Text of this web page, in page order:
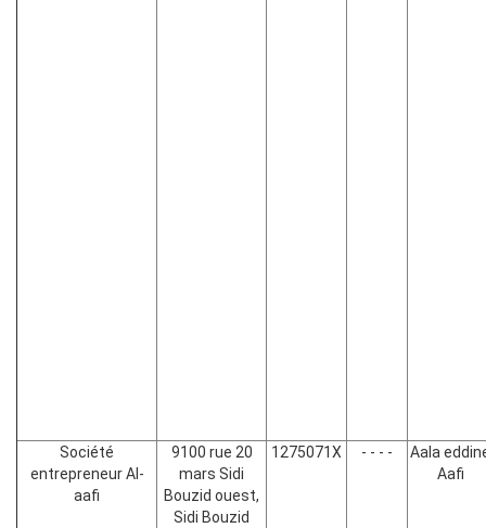
Société
entrepreneur Al-
aafi
9100 rue 20
mars Sidi
Bouzid ouest,
Sidi Bouzid
1275071X - - - -
Aala
Aafi